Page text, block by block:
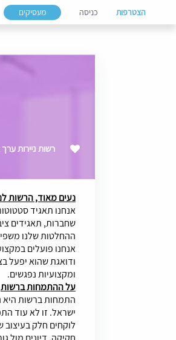
הצטרפות כניסה מעסיקים
רשות ניירות ערך
נעים מאוד, הרשות
אנחנו תאגיד
שחברות, תאגידים
ההחלטות שלנו
אנחנו פועלים
ודואגת שהוא יפעל
ומקצועיות נפגשים.
על ההתמחות ברשות
התמחות ברשות היא
ישראל. זו לא עוד
לוקחים חלק בעיצוב